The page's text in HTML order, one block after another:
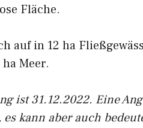
Fläche.
auf in 12 ha
Meer.
ist 31.12.2022. Eine
kann aber auch